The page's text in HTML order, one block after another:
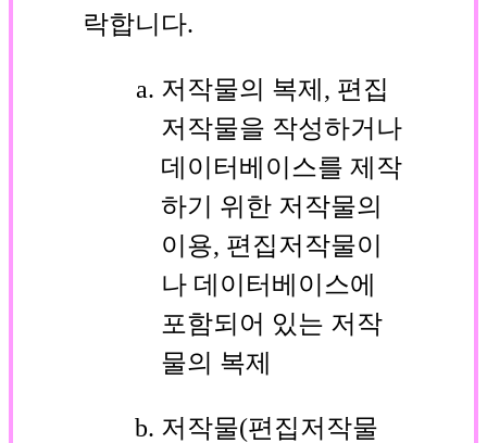
락합니다.
저작물의 복제, 편집
저작물을 작성하거나
데이터베이스를 제작
하기 위한 저작물의
이용, 편집저작물이
나 데이터베이스에
포함되어 있는 저작
물의 복제
저작물(편집저작물